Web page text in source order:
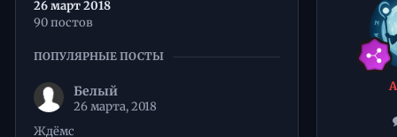
26 март 2018
90 постов
ПОПУЛЯРНЫЕ ПОСТЫ
Белый
26 марта, 2018
Ждёмс